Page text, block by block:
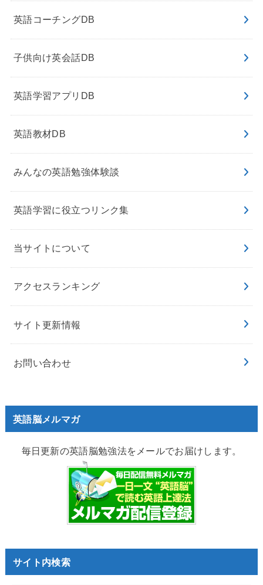
英語コーチングDB
子供向け英会話DB
英語学習アプリDB
英語教材DB
みんなの英語勉強体験談
英語学習に役立つリンク集
当サイトについて
アクセスランキング
サイト更新情報
お問い合わせ
英語脳メルマガ
毎日更新の英語脳勉強法をメールでお届けします。
サイト内検索